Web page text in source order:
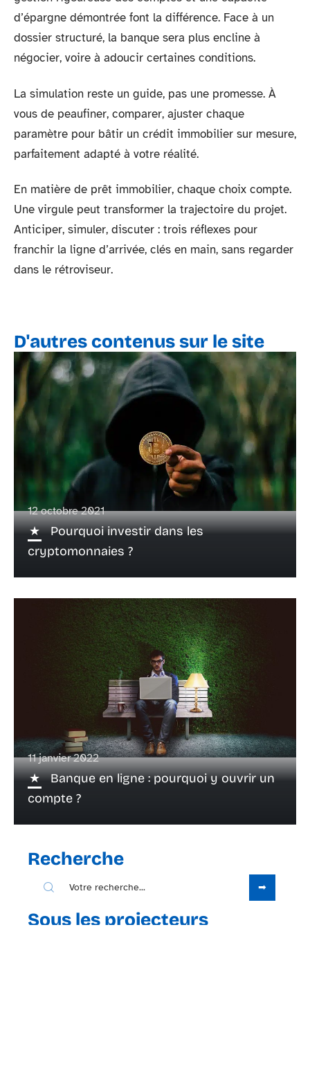
d’épargne démontrée font la différence. Face à un
dossier structuré, la banque sera plus encline à
négocier, voire à adoucir certaines conditions.
La simulation reste un guide, pas une promesse. À
vous de peaufiner, comparer, ajuster chaque
paramètre pour bâtir un crédit immobilier sur mesure,
parfaitement adapté à votre réalité.
En matière de prêt immobilier, chaque choix compte.
Une virgule peut transformer la trajectoire du projet.
Anticiper, simuler, discuter : trois réflexes pour
franchir la ligne d’arrivée, clés en main, sans regarder
dans le rétroviseur.
D'autres contenus sur le site
12 octobre 2021
Pourquoi investir dans les
cryptomonnaies ?
11 janvier 2022
Banque en ligne : pourquoi y ouvrir un
compte ?
Recherche
Sous les projecteurs